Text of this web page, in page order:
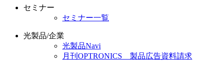
セミナー
セミナー一覧
光製品/企業
光製品Navi
月刊OPTRONICS 製品広告資料請求